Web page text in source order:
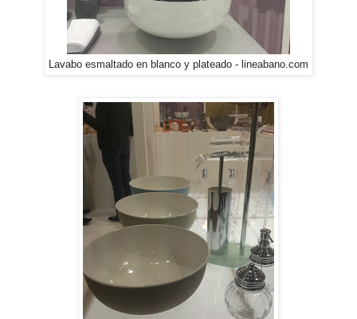
Lavabo esmaltado en blanco y plateado - lineabano.com